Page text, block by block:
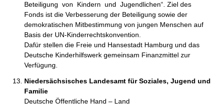
Beteiligung  von  Kindern  und  Jugendlichen“. Ziel des
Fonds ist die Verbesserung der Beteiligung sowie der
demokratischen Mitbestimmung von jungen Menschen auf
Basis der UN-Kinderrechtskonvention.
Dafür stellen die Freie und Hansestadt Hamburg und das
Deutsche Kinderhilfswerk gemeinsam Finanzmittel zur
Verfügung.
Niedersächsisches Landesamt für Soziales, Jugend und
Familie
Deutsche Öffentliche Hand – Land